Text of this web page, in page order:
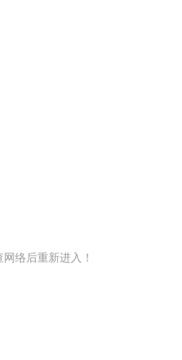
络后重新进入！